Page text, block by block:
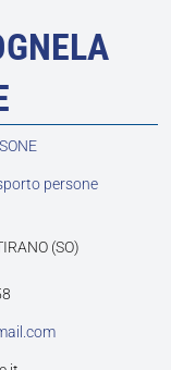
persone
(SO)